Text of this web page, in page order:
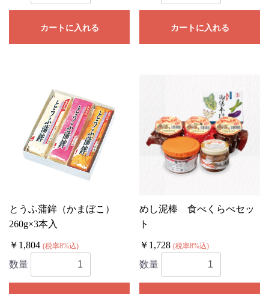
カートに入れる カートに入れる
とうふ蒲鉾（かまぼこ）
260g×3本入
￥1,804 (税率8%込)
数量
めし泥棒 食べくらべセッ
ト
￥1,728 (税率8%込)
数量